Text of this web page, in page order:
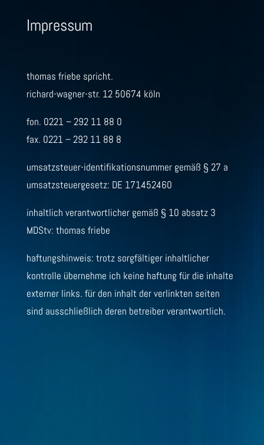
Impressum
thomas friebe spricht.
richard-wagner-str. 12 50674 köln
fon. 0221 – 292 11 88 0
fax. 0221 – 292 11 88 8
umsatzsteuer-identifikationsnummer gemäß § 27 a
umsatzsteuergesetz: DE 171452460
inhaltlich verantwortlicher gemäß § 10 absatz 3
MDStv: thomas friebe
haftungshinweis: trotz sorgfältiger inhaltlicher
kontrolle übernehme ich keine haftung für die inhalte
externer links. für den inhalt der verlinkten seiten
sind ausschließlich deren betreiber verantwortlich.